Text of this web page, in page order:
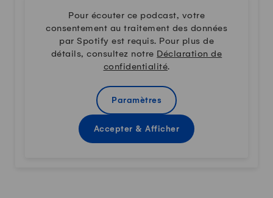
Pour écouter ce podcast, votre
consentement au traitement des données
par Spotify est requis. Pour plus de
détails, consultez notre Déclaration de
confidentialité.
Paramètres
Accepter & Afficher